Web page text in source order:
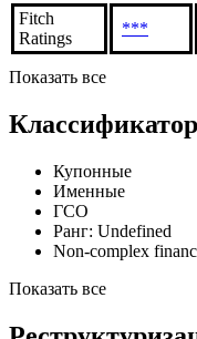
Fitch
Ratings
***
Показать все
Купонные
Именные
ГСО
Ранг: Undefined
Non-complex
Показать все